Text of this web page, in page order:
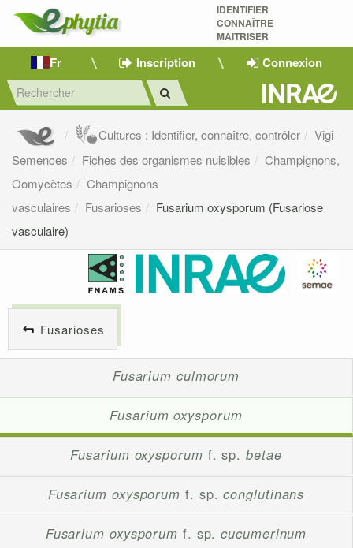
IDENTIFIER
CONNAÎTRE
MAÎTRISER
Fr Inscription Connexion
Cultures : Identifier, connaître, contrôler
Vigi-
Semences
Fiches des organismes nuisibles
Champignons,
Oomycètes
Champignons
vasculaires
Fusarioses
Fusarium oxysporum (Fusariose
vasculaire)
Fusarioses
Fusarium culmorum
Fusarium oxysporum
Fusarium oxysporum f. sp.betae
Fusarium oxysporum f. sp. conglutinans
Fusarium oxysporum f. sp. cucumerinum